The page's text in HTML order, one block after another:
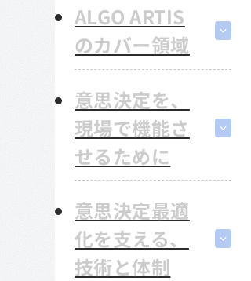
ALGO ARTIS
のカバー領域
意思決定を、
現場で機能さ
せるために
意思決定最適
化を支える、
技術と体制